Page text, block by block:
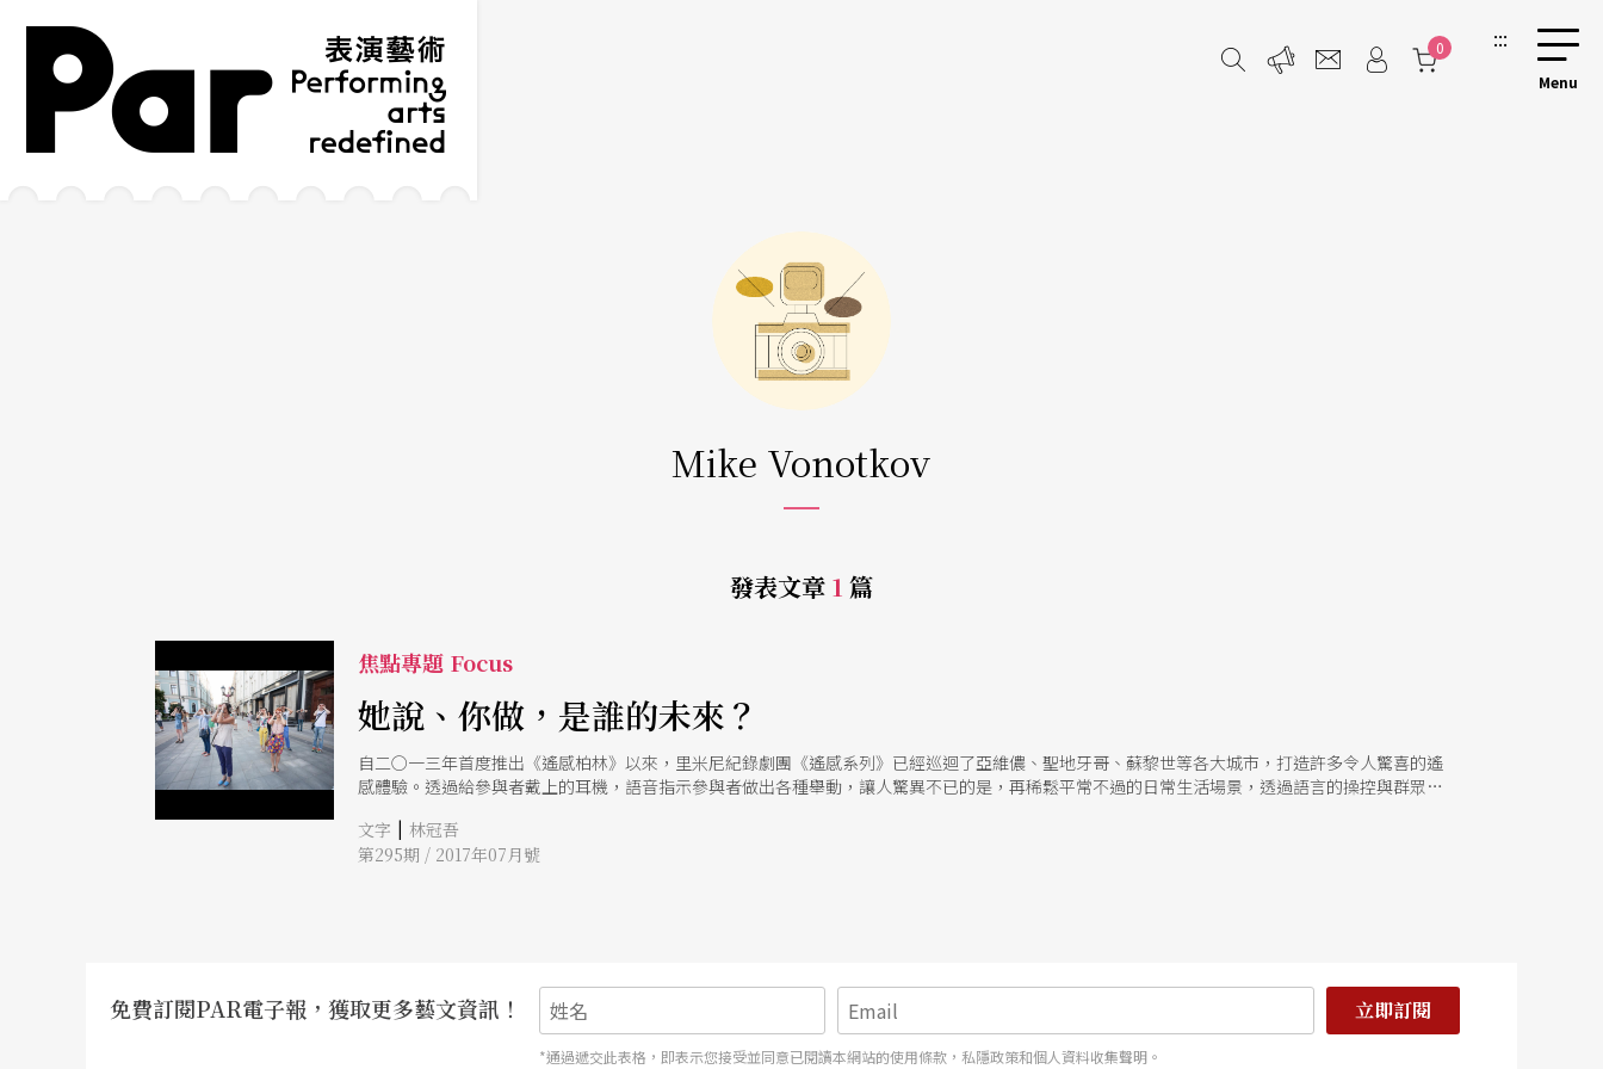
跳到主要內容區塊
網站導覽
0 :::
Mike Vonotkov
發表文章 1 篇
焦點專題 Focus
她說、你做，是誰的未來？
自二○一三年首度推出《遙感柏林》以來，里米尼紀錄劇團《遙感系列》已經巡迴了亞維儂、聖地牙哥、蘇黎世等各大城市，打造許多令人驚喜的遙
感體驗。透過給參與者戴上的耳機，語音指示參與者做出各種舉動，讓人驚異不已的是，再稀鬆平常不過的日常生活場景，透過語言的操控與群眾的
文字 | 林冠吾
第295期 / 2017年07月號
免費訂閱PAR電子報，獲取更多藝文資訊！ 立即訂閱
*通過遞交此表格，即表示您接受並同意已閱讀本網站的使用條款，私隱政策和個人資料收集聲明。